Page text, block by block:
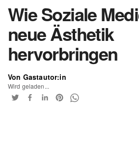
Wie Soziale
neue Ästhetik
hervorbringen
Von Gastautor:in
Wird geladen...